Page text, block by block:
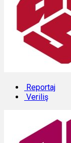
Reportaj
Veriliş